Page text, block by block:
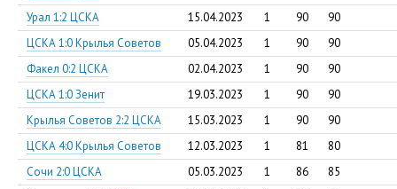
Урал 1:2 ЦСКА
15.04.2023 1 90
90
ЦСКА 1:0 Крылья Советов
05.04.2023 1 90
90
Факел 0:2 ЦСКА
02.04.2023 1 90
90
ЦСКА 1:0 Зенит
19.03.2023 1 90
90
Крылья Советов 2:2 ЦСКА
15.03.2023 1 90
90
ЦСКА 4:0 Крылья Советов
12.03.2023 1 81
80
Сочи 2:0 ЦСКА
05.03.2023 1 86
85